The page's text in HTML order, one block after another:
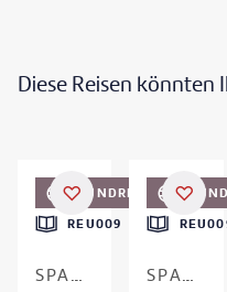
Diese Reisen
RUNDREISE
REU009
SPANIEN - TENERIFFA SPANIEN - TENERIFFA